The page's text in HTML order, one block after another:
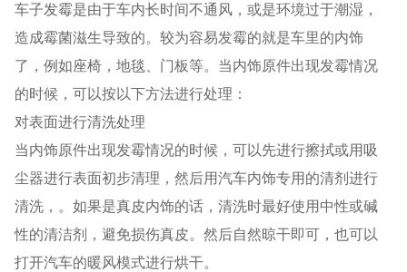
车子发霉是由于车内长时间不通风，或是环境过于潮湿，
造成霉菌滋生导致的。较为容易发霉的就是车里的内饰
了，例如座椅，地毯、门板等。当内饰原件出现发霉情况
的时候，可以按以下方法进行处理：
对表面进行清洗处理
当内饰原件出现发霉情况的时候，可以先进行擦拭或用吸
尘器进行表面初步清理，然后用汽车内饰专用的清剂进行
清洗，。如果是真皮内饰的话，清洗时最好使用中性或碱
性的清洁剂，避免损伤真皮。然后自然晾干即可，也可以
打开汽车的暖风模式进行烘干。